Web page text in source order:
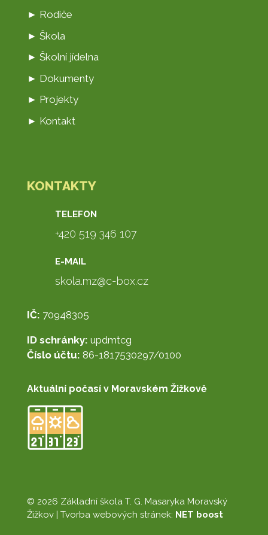
► Rodiče
► Škola
► Školní jídelna
► Dokumenty
► Projekty
► Kontakt
KONTAKTY
TELEFON
+420 519 346 107
E-MAIL
skola.mz@c-box.cz
IČ: 70948305
ID schránky: updmtcg
Číslo účtu: 86-1817530297/0100
Aktuální počasí v Moravském Žižkově
© 2026 Základní škola T. G. Masaryka Moravský
Žižkov | Tvorba webových stránek: NET boost